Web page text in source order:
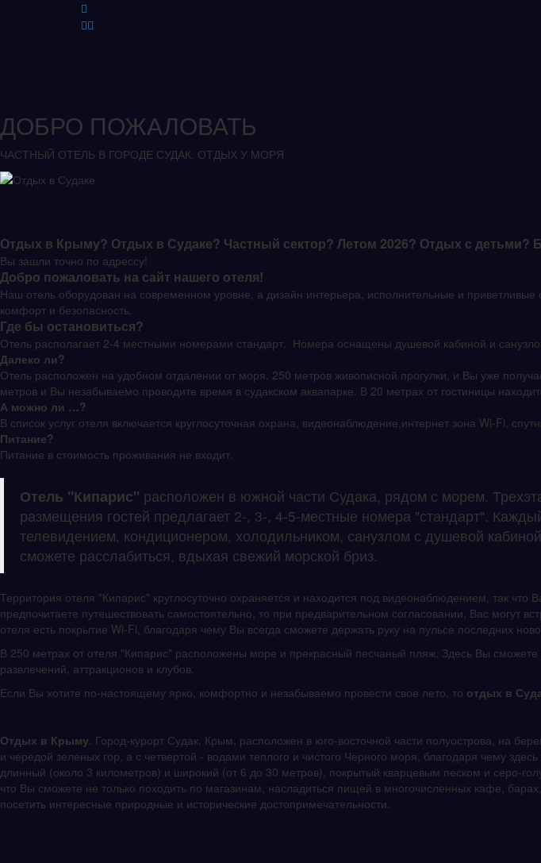
ДОБРО ПОЖАЛОВАТЬ
ЧАСТНЫЙ ОТЕЛЬ В ГОРОДЕ СУДАК. ОТДЫХ У МОРЯ
Отдых в Крыму? Отдых в Судаке? Частный сектор? Летом 2026? Отдых с детьми?
Вы зашли точно по адрессу!
Добро пожаловать на сайт нашего отеля!
Наш отель оборудован на современном уровне, а дизайн интерьера, исполнительные и
комфорт и безопасность.
Где бы остановиться?
Отель располагает 2-4 местными номерами стандарт. Номера оснащены душевой кабиной и
Далеко ли?
Отель расположен на удобном отдалении от моря. 250 метров живописной прогулки, и Вы уже
метров и Вы незабываемо проводите время в судакском аквапарке. В 20 метрах от гостиницы
А можно ли …?
В список услуг отеля включается круглосуточная охрана, видеонаблюдение,интернет зона Wi-Fi,
Питание?
Питание в стоимость проживания не входит.
Отель "Кипарис" расположен в южной части Судака, рядом с морем.
размещения гостей предлагает 2-, 3-, 4-5-местные номера "стандарт".
телевидением, кондиционером, холодильником, санузлом с душевой
сможете расслабиться, вдыхая свежий морской бриз.
Территория отеля "Кипарис" круглосуточно охраняется и находится под видеонаблюдением, так
предпочитаете путешествовать самостоятельно, то при предварительном согласовании, Вас
отеля есть покрытие Wi-Fi, благодаря чему Вы всегда сможете держать руку на пульсе последних
В 250 метрах от отеля "Кипарис" расположены море и прекрасный песчаный пляж. Здесь Вы
развлечений, аттракционов и клубов.
Если Вы хотите по-настоящему ярко, комфортно и незабываемо провести свое лето, то отдых в
Отдых в Крыму. Город-курорт Судак, Крым, расположен в юго-восточной части полуострова, на
и чередой зеленых гор, а с четвертой - водами теплого и чистого Черного моря, благодаря чему
длинный (около 3 километров) и широкий (от 6 до 30 метров), покрытый кварцевым песком и серо-
что Вы сможете не только походить по магазинам, насладиться пищей в многочисленных кафе,
посетить интересные природные и исторические достопримечательности.